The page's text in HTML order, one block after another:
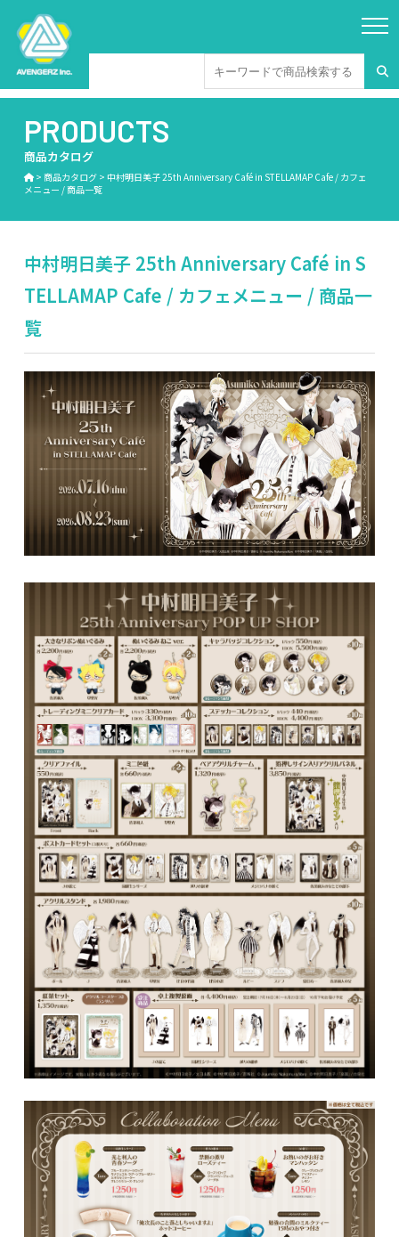
PRODUCTS
商品カタログ
> 商品カタログ> 中村明日美子 25th Anniversary Café in STELLAMAP Cafe / カフェ
メニュー / 商品一覧
中村明日美子 25th Anniversary Café in S
TELLAMAP Cafe / カフェメニュー / 商品一
覧